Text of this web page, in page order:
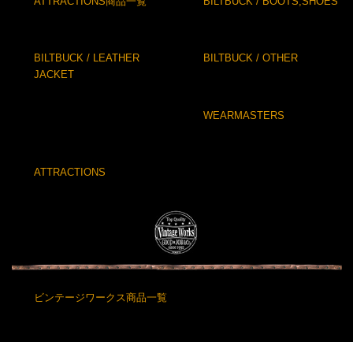
BILTBUCK / LEATHER
JACKET
BILTBUCK / OTHER
WEARMASTERS
ATTRACTIONS
ビンテージワークス商品一覧